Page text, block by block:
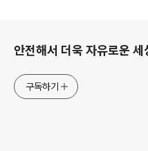
안전해서 더욱 자유로운 세
구독하기